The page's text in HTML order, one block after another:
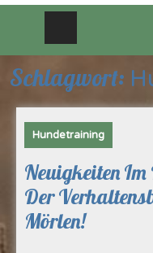
Schlagwort:
Hundetraining
Neuigkeiten
Der
Mörlen!